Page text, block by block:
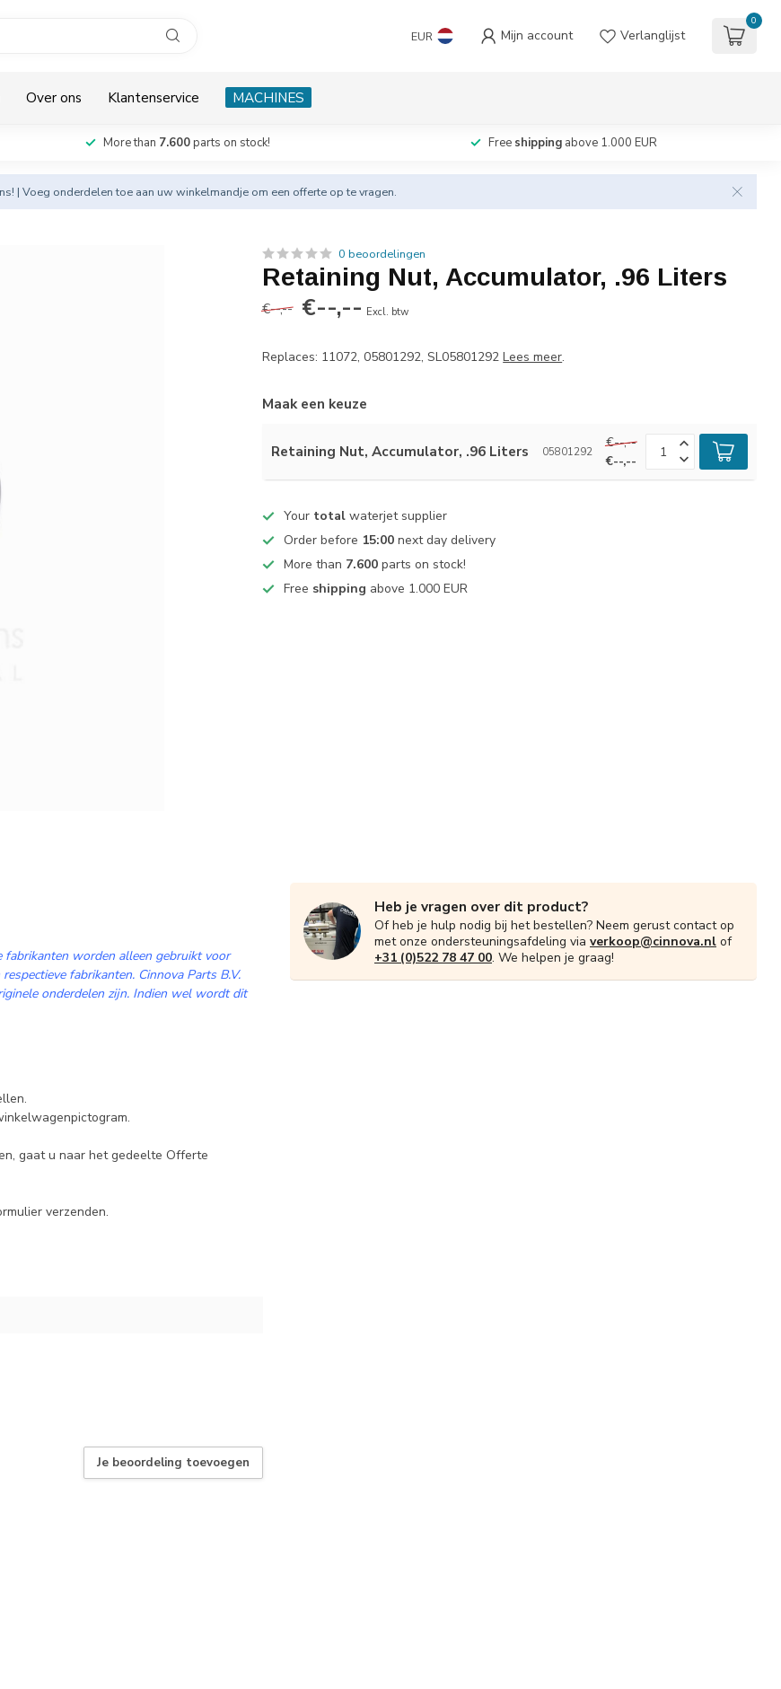
EUR Mijn account Verlanglijst
0
Over ons Klantenservice MACHINES
More than 7.600parts on stock! Free shipping above 1.000 EUR
| Voeg onderdelen toe aan uw winkelmandje om een offerte op te vragen.
0 beoordelingen
Retaining Nut, Accumulator, .96 Liters
€--,-- €--,-- Excl. btw
Replaces: 11072, 05801292, SL05801292Lees meer.
Maak een keuze
Retaining Nut, Accumulator, .96 Liters 05801292
€--,--
€--,--
Your total waterjet supplier
Order before 15:00 next day delivery
More than 7.600 parts on stock!
Free shipping above 1.000 EUR
fabrikanten worden alleen gebruikt voor
fabrikanten. Cinnova Parts B.V.
onderdelen zijn. Indien wel wordt dit
gaat u naar het gedeelte Offerte
verzenden.
Je beoordeling toevoegen
Heb je vragen over dit product?
Of heb je hulp nodig bij het bestellen? Neem gerust contact op
met onze ondersteuningsafdeling via verkoop@cinnova.nl of
+31 (0)522 78 47 00. We helpen je graag!